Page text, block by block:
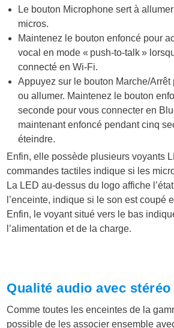
Le bouton Microphone sert à
micros.
Maintenez le bouton enfoncé pour
vocal en mode « push-to-talk »
connecté en Wi-Fi.
Appuyez sur le bouton Marche/
ou allumer. Maintenez le bouton
seconde pour vous connecter en
maintenant enfoncé pendant cinq
éteindre.
Enfin, elle possède plusieurs voyants
commandes tactiles indique si les
La LED au-dessus du logo affiche
l’enceinte, indique si le son est coupé
Enfin, le voyant situé vers le bas
l’alimentation et de la charge.
Qualité audio avec
Comme toutes les enceintes de la
possible de les associer ensemble